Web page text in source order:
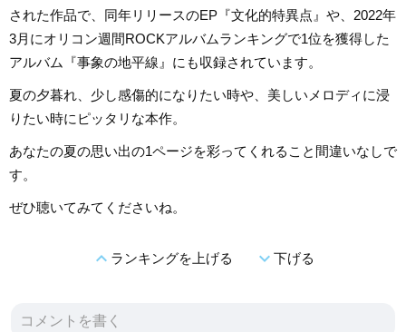
された作品で、同年リリースのEP『文化的特異点』や、2022年
3月にオリコン週間ROCKアルバムランキングで1位を獲得した
アルバム『事象の地平線』にも収録されています。
夏の夕暮れ、少し感傷的になりたい時や、美しいメロディに浸
りたい時にピッタリな本作。
あなたの夏の思い出の1ページを彩ってくれること間違いなしで
す。
ぜひ聴いてみてくださいね。
expand_lessランキングを上げる expand_more下げる